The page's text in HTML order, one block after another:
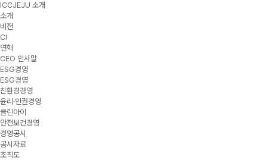
ICCJEJU 소개
소개
비전
CI
연혁
CEO 인사말
ESG경영
ESG경영
친환경경영
윤리·인권경영
클린아이
안전보건경영
경영공시
공시자료
조직도